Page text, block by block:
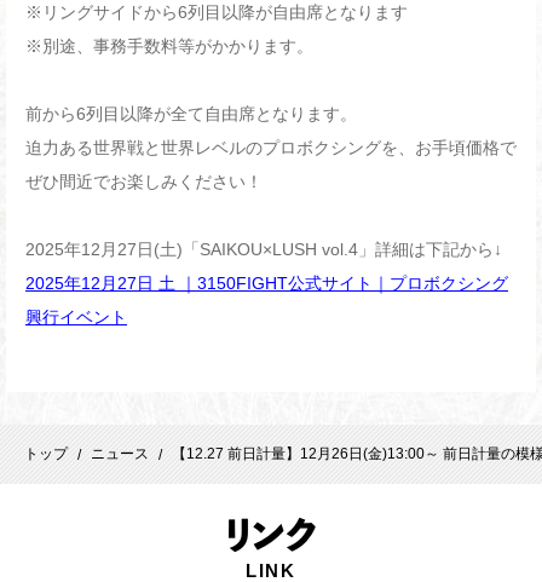
※リングサイドから6列目以降が自由席となります
※別途、事務手数料等がかかります。
前から6列目以降が全て自由席となります。
迫力ある世界戦と世界レベルのプロボクシングを、お手頃価格で
ぜひ間近でお楽しみください！
2025年12月27日(土)「SAIKOU×LUSH vol.4」詳細は下記から↓
2025年12月27日 土 ｜3150FIGHT公式サイト｜プロボクシング
興行イベント
トップ / ニュース / 【12.27 前日計量】12月26日(金)13:00～ 前日計量の模
リンク
LINK